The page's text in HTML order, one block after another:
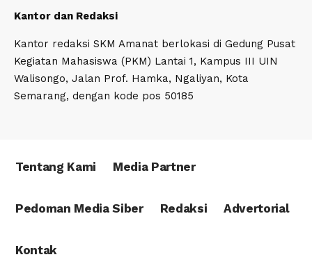
Kantor dan Redaksi
Kantor redaksi SKM Amanat berlokasi di Gedung Pusat
Kegiatan Mahasiswa (PKM) Lantai 1, Kampus III UIN
Walisongo, Jalan Prof. Hamka, Ngaliyan, Kota
Semarang, dengan kode pos 50185
Tentang Kami Media Partner
Pedoman Media Siber Redaksi Advertorial
Kontak